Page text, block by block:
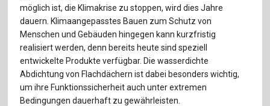
möglich ist, die Klimakrise zu stoppen, wird dies Jahre
dauern. Klimaangepasstes Bauen zum Schutz von
Menschen und Gebäuden hingegen kann kurzfristig
realisiert werden, denn bereits heute sind speziell
entwickelte Produkte verfügbar. Die wasserdichte
Abdichtung von Flachdächern ist dabei besonders wichtig,
um ihre Funktionssicherheit auch unter extremen
Bedingungen dauerhaft zu gewährleisten.